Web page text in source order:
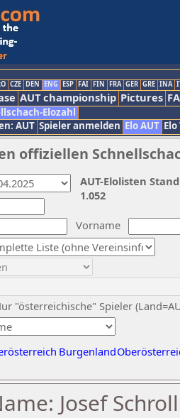
CZE DEN ENG ESP FAI FIN FRA GER GRE INA
AUT championship Pictures
Elozahl
AUT Spieler anmelden Elo AUT
offiziellen
Vorname
"österreichische" Spieler
Burgenland
AUT-Elolisten
1.052
Josef Schroll